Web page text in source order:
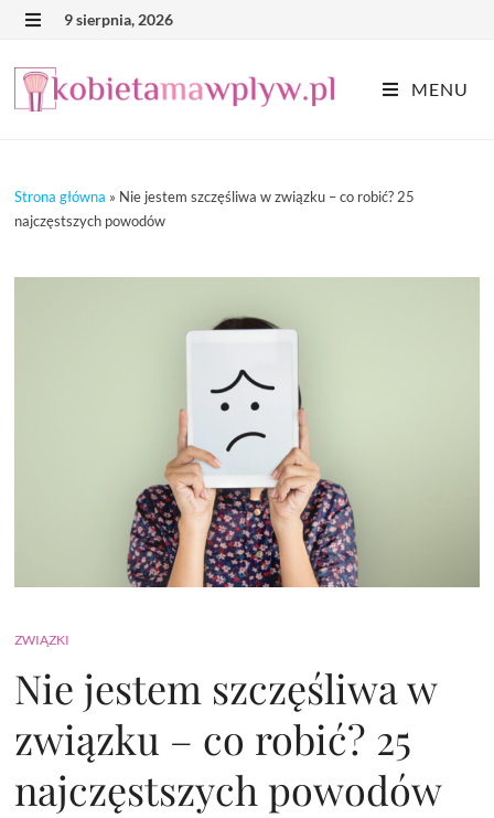
Skip
content
9 sierpnia, 2026
MENU
Strona główna » Nie jestem szczęśliwa w związku – co robić? 25
najczęstszych powodów
ZWIĄZKI
Nie jestem szczęśliwa w
związku – co robić? 25
najczęstszych powodów